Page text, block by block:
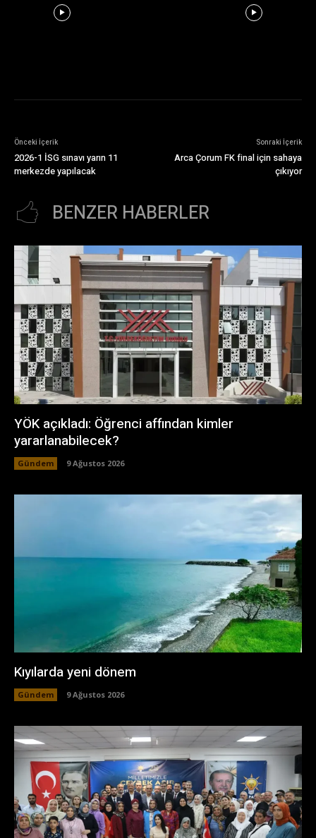
Önceki İçerik
2026-1 İSG sınavı yarın 11
merkezde yapılacak
Sonraki İçerik
Arca Çorum FK final için sahaya
çıkıyor
BENZER HABERLER
YÖK açıkladı: Öğrenci affından kimler
yararlanabilecek?
Gündem 9 Ağustos 2026
Kıyılarda yeni dönem
Gündem 9 Ağustos 2026